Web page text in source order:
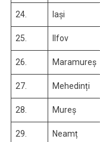
24. Iași
25. Ilfov
26. Maramureș
27. Mehedinți
28. Mureș
29. Neamț